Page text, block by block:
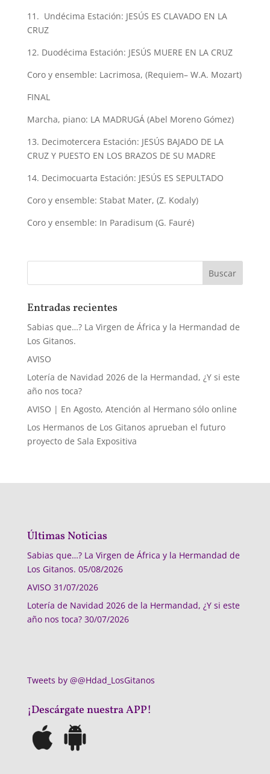
11. Undécima Estación: JESÚS ES CLAVADO EN LA
CRUZ
12. Duodécima Estación: JESÚS MUERE EN LA CRUZ
Coro y ensemble: Lacrimosa, (Requiem– W.A. Mozart)
FINAL
Marcha, piano: LA MADRUGÁ (Abel Moreno Gómez)
13. Decimotercera Estación: JESÚS BAJADO DE LA
CRUZ Y PUESTO EN LOS BRAZOS DE SU MADRE
14. Decimocuarta Estación: JESÚS ES SEPULTADO
Coro y ensemble: StabatMater, (Z. Kodaly)
Coro y ensemble: In Paradisum (G. Fauré)
Entradas recientes
Sabias que…? La Virgen de África y la Hermandad de
Los Gitanos.
AVISO
Lotería de Navidad 2026 de la Hermandad, ¿Y si este
año nos toca?
AVISO | En Agosto, Atención al Hermano sólo online
Los Hermanos de Los Gitanos aprueban el futuro
proyecto de Sala Expositiva
Últimas Noticias
Sabias que…? La Virgen de África y la Hermandad de
Los Gitanos. 05/08/2026
AVISO 31/07/2026
Lotería de Navidad 2026 de la Hermandad, ¿Y si este
año nos toca? 30/07/2026
Tweets by @@Hdad_LosGitanos
¡Descárgate nuestra APP!